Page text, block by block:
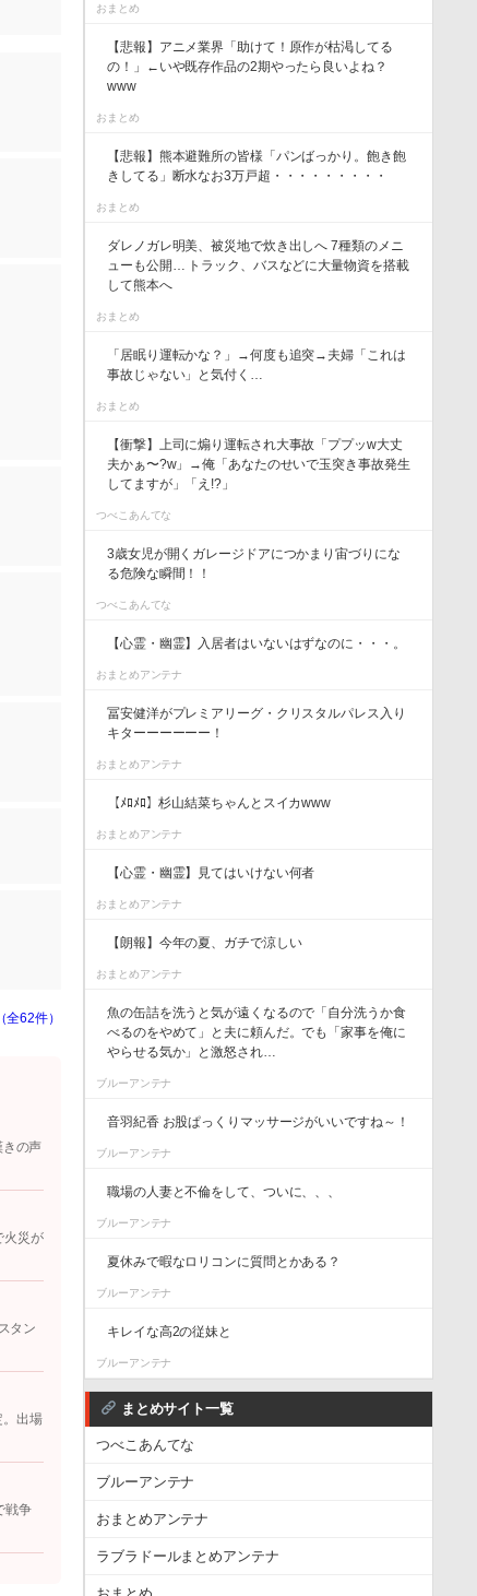
62件）
の声
火災が
タン
。出場
戦争
おまとめ
【悲報】アニメ業界「助けて！原作が枯渇してる
の！」←いや既存作品の2期やったら良いよね？
www
おまとめ
【悲報】熊本避難所の皆様「パンばっかり。飽き飽
きしてる」断水なお3万戸超・・・・・・・・・
おまとめ
ダレノガレ明美、被災地で炊き出しへ 7種類のメニ
ューも公開… トラック、バスなどに大量物資を搭載
して熊本へ
おまとめ
「居眠り運転かな？」→何度も追突→夫婦「これは
事故じゃない」と気付く…
おまとめ
【衝撃】上司に煽り運転され大事故「ププッw大丈
夫かぁ〜?w」→俺「あなたのせいで玉突き事故発生
してますが」「え!?」
つべこあんてな
3歳女児が開くガレージドアにつかまり宙づりにな
る危険な瞬間！！
つべこあんてな
【心霊・幽霊】入居者はいないはずなのに・・・。
おまとめアンテナ
冨安健洋がプレミアリーグ・クリスタルパレス入り
キターーーーーー！
おまとめアンテナ
【ﾒﾛﾒﾛ】杉山結菜ちゃんとスイカwww
おまとめアンテナ
【心霊・幽霊】見てはいけない何者
おまとめアンテナ
【朗報】今年の夏、ガチで涼しい
おまとめアンテナ
魚の缶詰を洗うと気が遠くなるので「自分洗うか食
べるのをやめて」と夫に頼んだ。でも「家事を俺に
やらせる気か」と激怒され…
ブルーアンテナ
音羽紀香 お股ぱっくりマッサージがいいですね～！
ブルーアンテナ
職場の人妻と不倫をして、ついに、、、
ブルーアンテナ
夏休みで暇なロリコンに質問とかある？
ブルーアンテナ
キレイな高2の従妹と
ブルーアンテナ
まとめサイト一覧
つべこあんてな
ブルーアンテナ
おまとめアンテナ
ラブラドールまとめアンテナ